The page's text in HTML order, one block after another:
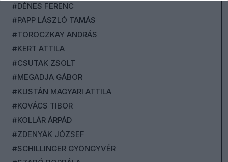
#DÉNES FERENC
#PAPP LÁSZLÓ TAMÁS
#TOROCZKAY ANDRÁS
#KERT ATTILA
#CSUTAK ZSOLT
#MEGADJA GÁBOR
#KUSTÁN MAGYARI ATTILA
#KOVÁCS TIBOR
#KOLLÁR ÁRPÁD
#ZDENYÁK JÓZSEF
#SCHILLINGER GYÖNGYVÉR